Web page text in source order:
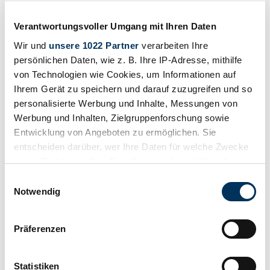
Verantwortungsvoller Umgang mit Ihren Daten
Wir und unsere 1022 Partner verarbeiten Ihre
persönlichen Daten, wie z. B. Ihre IP-Adresse, mithilfe
von Technologien wie Cookies, um Informationen auf
Ihrem Gerät zu speichern und darauf zuzugreifen und so
personalisierte Werbung und Inhalte, Messungen von
Werbung und Inhalten, Zielgruppenforschung sowie
Entwicklung von Angeboten zu ermöglichen. Sie
entscheiden darüber, wer Ihre Daten für welche Zwecke
nutzt. Sie können Ihre Einwilligung jederzeit über die
Trigger Symbol ändern oder widerrufen
Informationen über Ihre geografische Lage
können
Notwendig
Präferenzen
Statistiken
Manufacturer code
150
Body style
Mileage (read)
3,900 km
Power (kW/hp)
Show vehicle
Vehicle ad